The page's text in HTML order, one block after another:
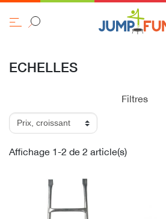
ECHELLES
Filtres
Affichage 1-2 de 2 article(s)